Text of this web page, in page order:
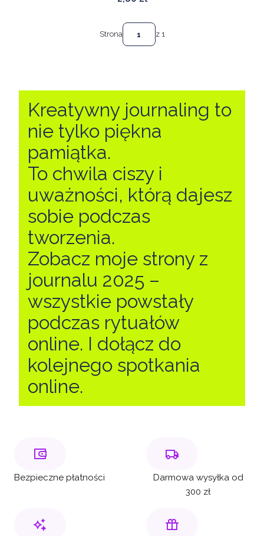
Strona z 1
Kreatywny journaling to
nie tylko piękna
pamiątka.
To chwila ciszy i
uważności, którą dajesz
sobie podczas
tworzenia.
Zobacz moje strony z
journalu 2025 –
wszystkie powstały
podczas rytuałów
online. I dołącz do
kolejnego spotkania
online.
Bezpieczne płatności
Darmowa wysyłka od
300 zł